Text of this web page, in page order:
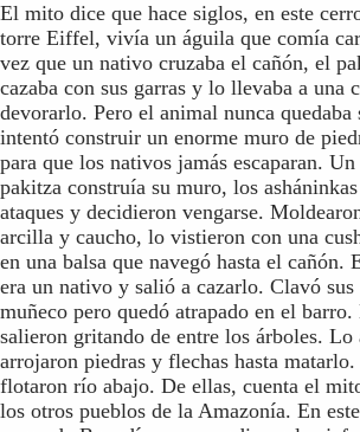
El mito dice que hace siglos, en este
torre Eiffel, vivía un águila que comía
vez que un nativo cruzaba el cañón, el
cazaba con sus garras y lo llevaba a una
devorarlo. Pero el animal nunca
intentó construir un enorme muro de
para que los nativos jamás escaparan.
pakitza construía su muro, los
ataques y decidieron vengarse.
arcilla y caucho, lo vistieron con una
en una balsa que navegó hasta el cañón.
era un nativo y salió a cazarlo. Clavó sus
muñeco pero quedó atrapado en el barro.
salieron gritando de entre los árboles. Lo
arrojaron piedras y flechas hasta matarlo.
flotaron río abajo. De ellas, cuenta el
los otros pueblos de la Amazonía. En